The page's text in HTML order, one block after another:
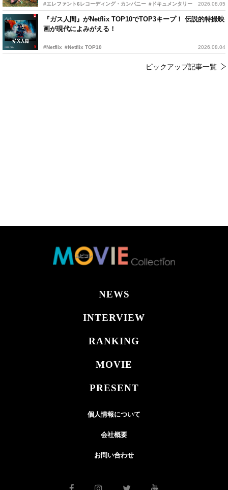
#エレファント6レコーディング・カンパニー #ドキュメンタリー 2026.08.05
『ガス人間』がNetflix TOP10でTOP3キープ！ 伝説的特撮映
画が現代によみがえる！
#Netflix #Netflix TOP10 2026.08.04
ピックアップ記事一覧
NEWS
INTERVIEW
RANKING
MOVIE
PRESENT
個人情報について
会社概要
お問い合わせ